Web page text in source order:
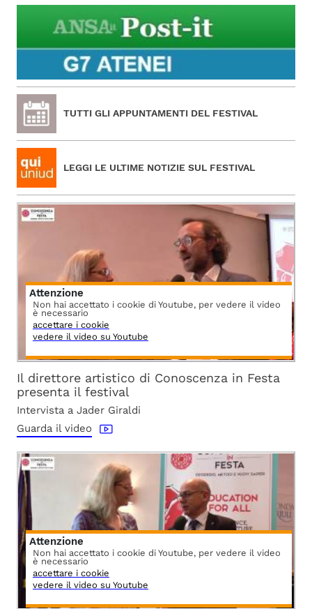
TUTTI GLI APPUNTAMENTI DEL FESTIVAL
LEGGI LE ULTIME NOTIZIE SUL FESTIVAL
Attenzione
Non hai accettato i cookie di Youtube, per vedere il video
è necessario
accettare i cookie
vedere il video su Youtube
Il direttore artistico di Conoscenza in Festa
presenta il festival
Intervista a Jader Giraldi
Guarda il video
Attenzione
Non hai accettato i cookie di Youtube, per vedere il video
è necessario
accettare i cookie
vedere il video su Youtube